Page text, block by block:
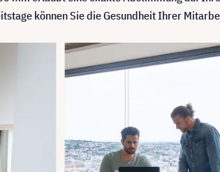
können Sie die Gesundheit Ihrer